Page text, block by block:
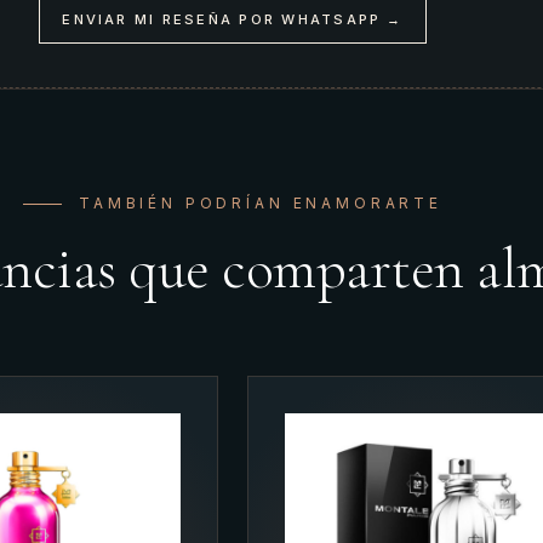
ENVIAR MI RESEÑA POR WHATSAPP →
TAMBIÉN PODRÍAN ENAMORARTE
que comparten